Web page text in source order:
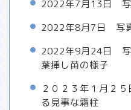
2022年7月13日
2022年8月7日 写
2022年9月24日
葉挿し苗の様子
２０２３年１月２
る見事な霜柱